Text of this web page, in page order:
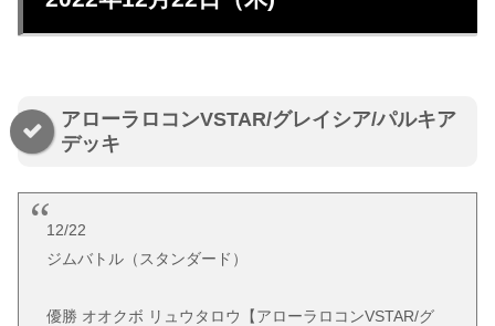
アローラロコンVSTAR/グレイシア/パルキア
デッキ
12/22
ジムバトル（スタンダード）
優勝 オオクボ リュウタロウ【アローラロコンVSTAR/グ